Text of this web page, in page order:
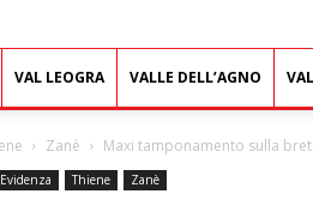
VAL LEOGRA VALLE DELL’AGNO
Zanè Maxi tamponamento sulla
Thiene Zanè